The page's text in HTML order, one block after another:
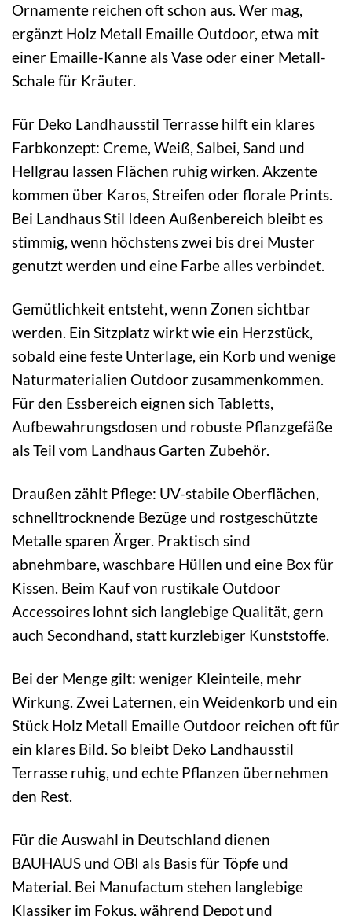
Ornamente reichen oft schon aus. Wer mag,
ergänzt Holz Metall Emaille Outdoor, etwa mit
einer Emaille-Kanne als Vase oder einer Metall-
Schale für Kräuter.
Für Deko Landhausstil Terrasse hilft ein klares
Farbkonzept: Creme, Weiß, Salbei, Sand und
Hellgrau lassen Flächen ruhig wirken. Akzente
kommen über Karos, Streifen oder florale Prints.
Bei Landhaus Stil Ideen Außenbereich bleibt es
stimmig, wenn höchstens zwei bis drei Muster
genutzt werden und eine Farbe alles verbindet.
Gemütlichkeit entsteht, wenn Zonen sichtbar
werden. Ein Sitzplatz wirkt wie ein Herzstück,
sobald eine feste Unterlage, ein Korb und wenige
Naturmaterialien Outdoor zusammenkommen.
Für den Essbereich eignen sich Tabletts,
Aufbewahrungsdosen und robuste Pflanzgefäße
als Teil vom Landhaus Garten Zubehör.
Draußen zählt Pflege: UV-stabile Oberflächen,
schnelltrocknende Bezüge und rostgeschützte
Metalle sparen Ärger. Praktisch sind
abnehmbare, waschbare Hüllen und eine Box für
Kissen. Beim Kauf von rustikale Outdoor
Accessoires lohnt sich langlebige Qualität, gern
auch Secondhand, statt kurzlebiger Kunststoffe.
Bei der Menge gilt: weniger Kleinteile, mehr
Wirkung. Zwei Laternen, ein Weidenkorb und ein
Stück Holz Metall Emaille Outdoor reichen oft für
ein klares Bild. So bleibt Deko Landhausstil
Terrasse ruhig, und echte Pflanzen übernehmen
den Rest.
Für die Auswahl in Deutschland dienen
BAUHAUS und OBI als Basis für Töpfe und
Material. Bei Manufactum stehen langlebige
Klassiker im Fokus, während Depot und